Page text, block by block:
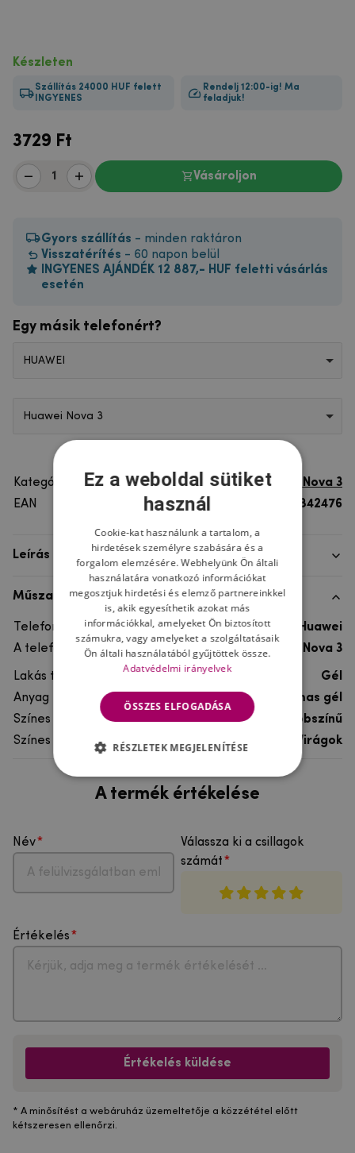
Készleten
Szállítás 24000 HUF felett
INGYENES
Rendelj 12:00-ig! Ma
feladjuk!
3729 Ft
Vásároljon
Gyors szállítás - minden raktáron
Visszatérítés - 60 napon belül
INGYENES AJÁNDÉK 12 887,- HUF feletti vásárlás
esetén
Egy másik telefonért?
HUAWEI
Huawei Nova 3
Kategória
Huawei Nova 3
EAN
8596579842476
Leírás
Műszaki adatok
Telefon márka
Huawei
A telefonmodellhez
Huawei Nova 3
Lakás típusa
Gél
Anyag
rugalmas gél
Színes
többszínű
Színes motívum
Virágok
A termék értékelése
Név
Válassza ki a csillagok
számát
Értékelés
Értékelés küldése
* A minősítést a webáruház üzemeltetője a közzététel előtt
kétszeresen ellenőrzi.
Ez a weboldal sütiket
használ
Cookie-kat használunk a tartalom, a
hirdetések személyre szabására és a
forgalom elemzésére. Webhelyünk Ön általi
használatára vonatkozó információkat
megosztjuk hirdetési és elemző partnereinkkel
is, akik egyesíthetik azokat más
információkkal, amelyeket Ön biztosított
számukra, vagy amelyeket a szolgáltatásaik
Ön általi használatából gyűjtöttek össze.
Adatvédelmi irányelvek
ÖSSZES ELFOGADÁSA
RÉSZLETEK MEGJELENÍTÉSE